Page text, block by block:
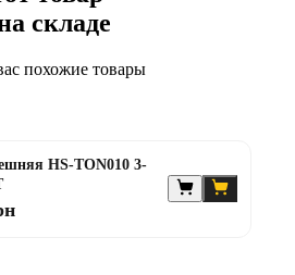
тренажерів
складе
похожие товары
HS-TON010 3-